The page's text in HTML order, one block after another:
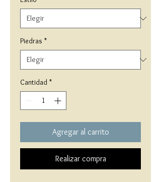
Piedras *
Cantidad *
Agregar al carrito
Realizar compra